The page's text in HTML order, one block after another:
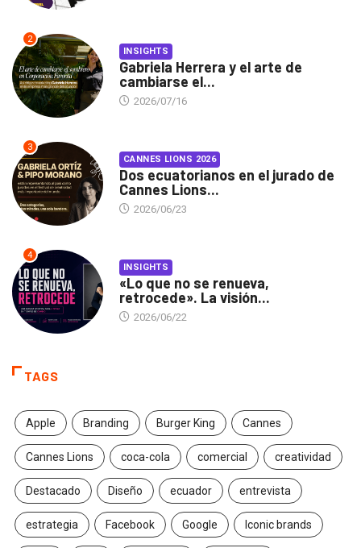
2
INSIGHTS
Gabriela Herrera y el arte de
cambiarse el...
2026/07/16
3
CANNES LIONS 2026
Dos ecuatorianos en el jurado de
Cannes Lions...
2026/06/23
4
INSIGHTS
«Lo que no se renueva,
retrocede». La visión...
2026/06/22
TAGS
Apple Branding Burger King Cannes
Cannes Lions coca-cola comercial creatividad
Destacado Diseño ecuador entrevista
estrategia Facebook Google Iconic brands